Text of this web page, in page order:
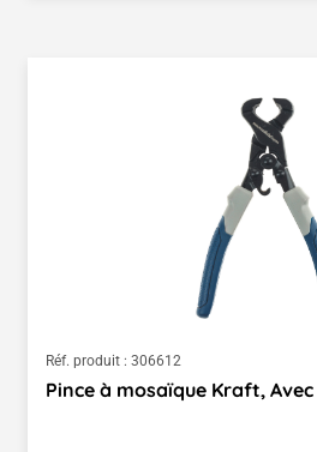
Réf. produit : 306612
Pince à mosaïque Kraft, Avec